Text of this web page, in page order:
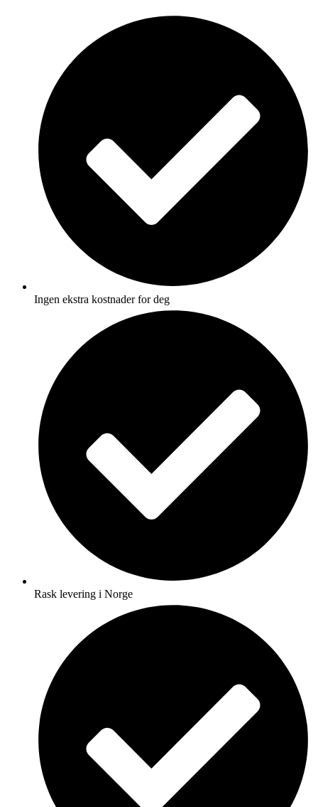
Ingen ekstra kostnader for deg
Rask levering i Norge